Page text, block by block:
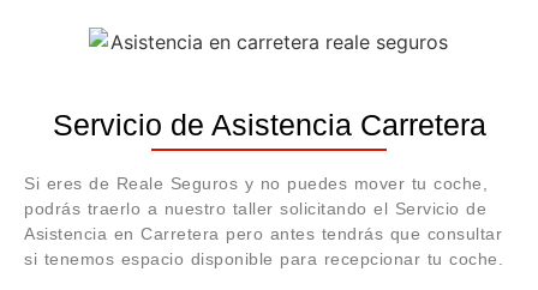
Servicio de Asistencia Carretera
Si eres de Reale Seguros y no puedes mover tu coche,
podrás traerlo a nuestro taller solicitando el Servicio de
Asistencia en Carretera pero antes tendrás que consultar
si tenemos espacio disponible para recepcionar tu coche.